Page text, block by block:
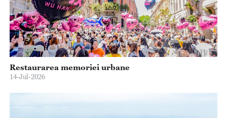
Restaurarea memoriei urbane
14-Jul-2026